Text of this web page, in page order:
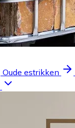
Oude estrikken